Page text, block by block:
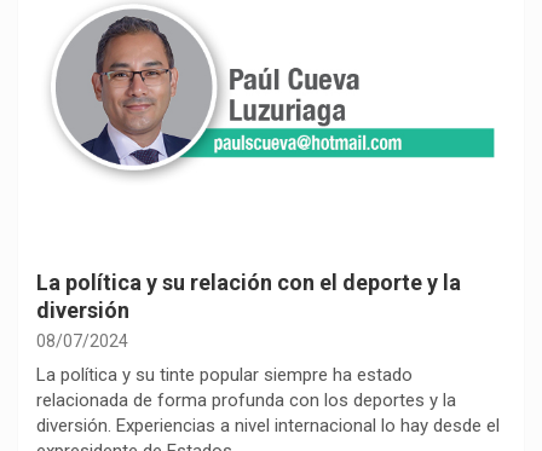
La política y su relación con el deporte y la
diversión
08/07/2024
La política y su tinte popular siempre ha estado
relacionada de forma profunda con los deportes y la
diversión. Experiencias a nivel internacional lo hay desde el